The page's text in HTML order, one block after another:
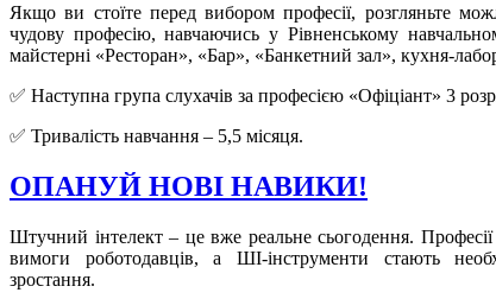
Якщо ви стоїте перед вибором професії, розгляньте
чудову професію, навчаючись у Рівненському
майстерні «Ресторан», «Бар», «Банкетний зал», кухня-
✅ Наступна група слухачів за професією «Офіціант» 3
✅ Тривалість навчання – 5,5 місяця.
ОПАНУЙ НОВІ НАВИКИ!
Штучний інтелект – це вже реальне сьогодення.
вимоги роботодавців, а ШІ-інструменти стають
зростання.